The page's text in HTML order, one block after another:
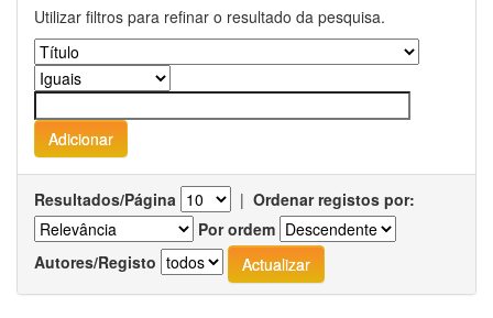
Utilizar filtros para refinar o resultado da pesquisa.
Resultados/Página | Ordenar registos por:
Por ordem
Autores/Registo